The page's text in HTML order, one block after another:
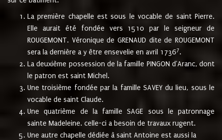
La première chapelle est sous le vocable de saint Pierre.
Elle aurait été fondée vers 1510 par le seigneur de
ROUGEMONT. Véronique de GRENAUD dite de ROUGEMONT
sera la dernière a y être ensevelie en avril 17367.
La deuxième possession de la famille PINGON d'Aranc, dont
le patron est saint Michel.
Une troisième fondée par la famille SAVEY du lieu, sous le
vocable de saint Claude.
Une quatrième de la famille SAGE sous le patronnage
sainte Madeleine. celle-ci a besoin de travaux rugent.
Une autre chapelle dédiée à saint Antoine est aussi la